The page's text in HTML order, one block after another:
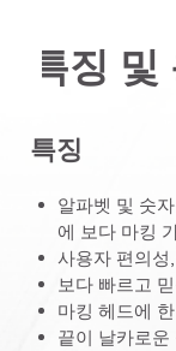
특징 및
특징
알파벳 및 숫
에 보다 마킹
사용자 편의성
보다 빠르고
마킹 헤드에
끝이 날카로